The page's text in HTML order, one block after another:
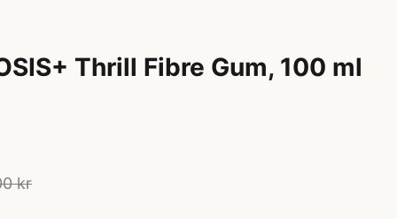
Thrill Fibre Gum, 100 ml
kr